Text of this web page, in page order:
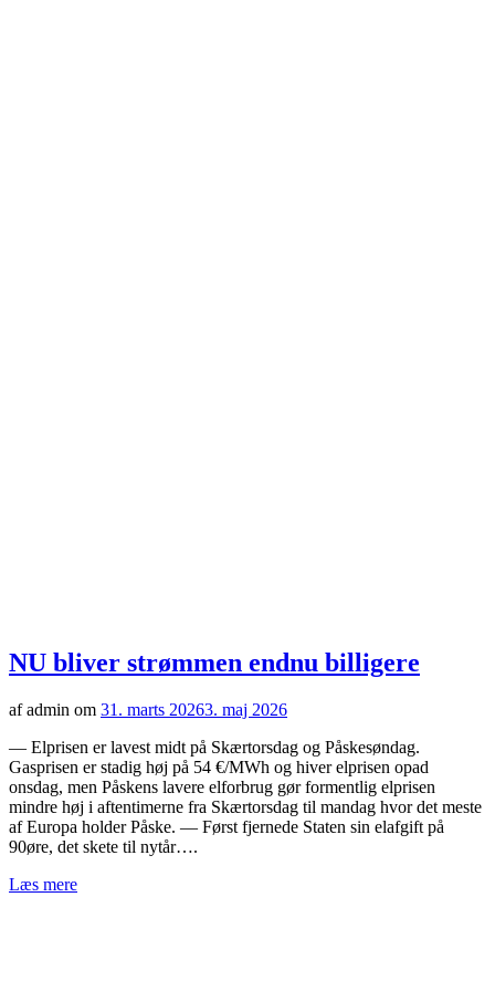
NU bliver strømmen endnu billigere
af admin om 31. marts 20263. maj 2026
— Elprisen er lavest midt på Skærtorsdag og Påskesøndag.
Gasprisen er stadig høj på 54 €/MWh og hiver elprisen opad
onsdag, men Påskens lavere elforbrug gør formentlig elprisen
mindre høj i aftentimerne fra Skærtorsdag til mandag hvor det meste
af Europa holder Påske. — Først fjernede Staten sin elafgift på
90øre, det skete til nytår….
Læs mere